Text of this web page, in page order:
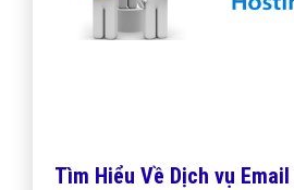
Tìm Hiểu Về Dịch vụ